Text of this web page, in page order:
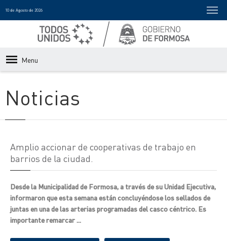
10 de Agosto de 2026
Menu
Noticias
Amplio accionar de cooperativas de trabajo en
barrios de la ciudad.
Desde la Municipalidad de Formosa, a través de su Unidad Ejecutiva,
informaron que esta semana están concluyéndose los sellados de
juntas en una de las arterias programadas del casco céntrico. Es
importante remarcar ...